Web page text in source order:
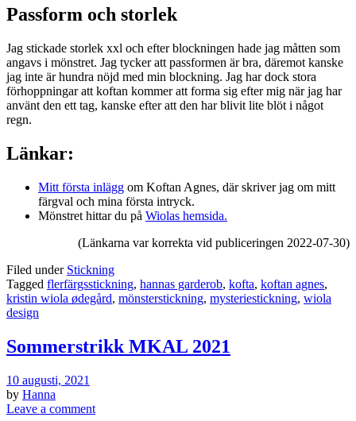
Passform och storlek
Jag stickade storlek xxl och efter blockningen hade jag måtten som
angavs i mönstret. Jag tycker att passformen är bra, däremot kanske
jag inte är hundra nöjd med min blockning. Jag har dock stora
förhoppningar att koftan kommer att forma sig efter mig när jag har
använt den ett tag, kanske efter att den har blivit lite blöt i något
regn.
Länkar:
Mitt första inlägg om Koftan Agnes, där skriver jag om mitt
färgval och mina första intryck.
Mönstret hittar du på Wiolas hemsida.
(Länkarna var korrekta vid publiceringen 2022-07-30)
Filed under Stickning
Tagged flerfärgsstickning, hannas garderob, kofta, koftan agnes,
kristin wiola ødegård, mönsterstickning, mysteriestickning, wiola
design
Sommerstrikk MKAL 2021
10 augusti, 2021
by Hanna
Leave a comment